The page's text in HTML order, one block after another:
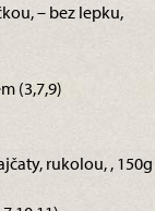
– bez lepku,
(3,7,9)
rukolou, , 150g